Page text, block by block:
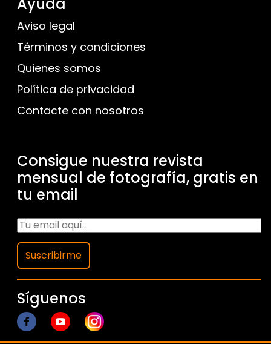
Aviso legal
Términos y condiciones
Quienes somos
Política de privacidad
Contacte con nosotros
Consigue nuestra revista
mensual de fotografía, gratis en
tu email
Suscribirme
Síguenos